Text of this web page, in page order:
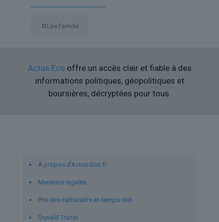
Lire l’article
Actus Eco offre un accès clair et fiable à des
informations politiques, géopolitiques et
boursières, décryptées pour tous.
À propos d’Actus-Eco.fr
Mentions légales
Prix des carburants en temps réel
Donald Trump